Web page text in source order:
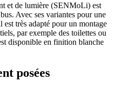
et de lumière (SENMoLi) est
Avec ses variantes pour une
très adapté pour un montage
par exemple des toilettes ou
disponible en finition blanche
posées